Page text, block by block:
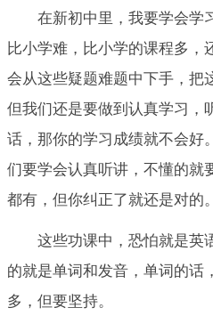
在新初中里，我要学会学
比小学难，比小学的课程多，
会从这些疑题难题中下手，把
但我们还是要做到认真学习，
话，那你的学习成绩就不会好
们要学会认真听讲，不懂的就
都有，但你纠正了就还是对的。
这些功课中，恐怕就是英
的就是单词和发音，单词的话
多，但要坚持。